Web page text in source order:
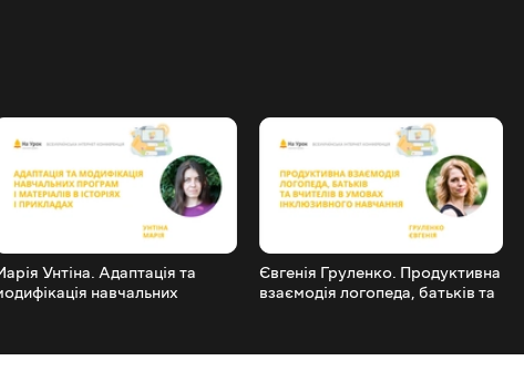
Унтіна. Адаптація та
навчальних
Євгенія Груленко. Продуктивна
взаємодія логопеда, батьків та